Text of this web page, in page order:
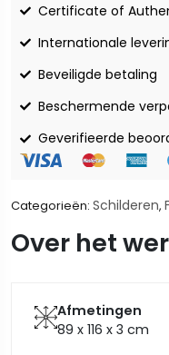
Certificate of
Internationale
Beveiligde betaling
Beschermende
Geverifieerde
Categorieën: Schilderen,
Over het
Afmetingen
89 x 116 x 3 cm